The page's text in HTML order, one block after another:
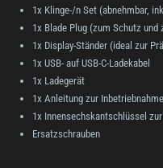
1x Klinge-/n Set (abnehmbar,
1x Blade Plug (zum Schutz
1x Display-Ständer (ideal zur
1x USB- auf USB-C-Ladekabel
1x Ladegerät
1x Anleitung zur
1x Innensechskantschlüssel
Ersatzschrauben